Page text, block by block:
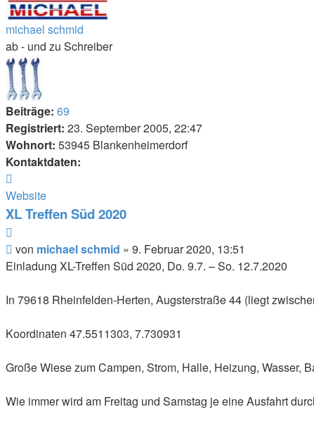
michael schmid
ab - und zu Schreiber
Beiträge: 69
Registriert: 23. September 2005, 22:47
Wohnort: 53945 Blankenheimerdorf
Kontaktdaten:
von
michael
Website
XL Treffen Süd 2020
Beitrag
von michael schmid » 9. Februar 2020, 13:51
Einladung XL-Treffen Süd 2020, Do. 9.7. – So. 12.7.2020
In 79618 Rheinfelden-Herten, Augsterstraße 44 (liegt
Koordinaten 47.5511303, 7.730931
Große Wiese zum Campen, Strom, Halle, Heizung, Wasser,
Wie immer wird am Freitag und Samstag je eine Ausfahrt